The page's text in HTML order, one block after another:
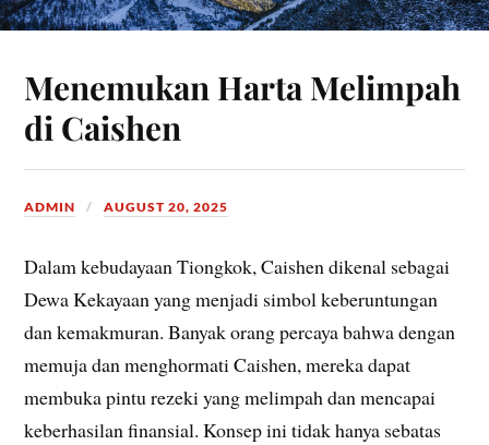
Menemukan Harta Melimpah
di Caishen
ADMIN AUGUST 20, 2025
Dalam kebudayaan Tiongkok, Caishen dikenal sebagai
Dewa Kekayaan yang menjadi simbol keberuntungan
dan kemakmuran. Banyak orang percaya bahwa dengan
memuja dan menghormati Caishen, mereka dapat
membuka pintu rezeki yang melimpah dan mencapai
keberhasilan finansial. Konsep ini tidak hanya sebatas